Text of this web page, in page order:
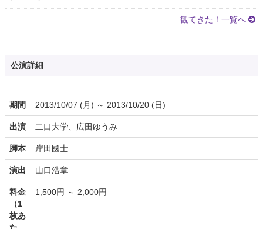
観てきた！一覧へ
公演詳細
期間 2013/10/07 (月) ～ 2013/10/20 (日)
出演 二口大学、広田ゆうみ
脚本 岸田國士
演出 山口浩章
料金
（1
枚あ
1,500円 ～ 2,000円